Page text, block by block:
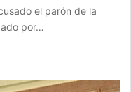
el parón de la
por…